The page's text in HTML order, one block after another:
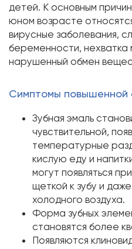
детей. К основным
юном возрасте
вирусные заболевания,
беременности, нехватка
нарушенный обмен
Симптомы повышенной
Зубная эмаль
чувствительной,
температурные
кислую еду и
могут появляться
щеткой к зубу и
холодного воздуха.
Форма зубных
становятся более
Появляются